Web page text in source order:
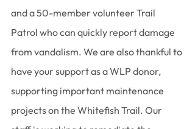
and a 50-member volunteer Trail
Patrol who can quickly report damage
from vandalism. We are also thankful to
have your support as a WLP donor,
supporting important maintenance
projects on the Whitefish Trail. Our